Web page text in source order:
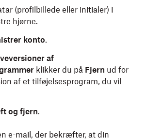
(profilbillede eller initialer) i
hjørne.
konto.
af
klikker du på Fjern ud for
af et tilføjelsesprogram, du vil
og fjern.
e-mail, der bekræfter, at din